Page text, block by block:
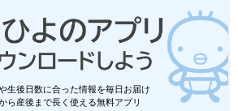
生後日数に合った情報を毎日お届け
ら産後まで長く使える無料アプリ